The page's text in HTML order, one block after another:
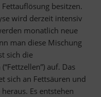
besitzen.
wird derzeit intensiv
monatlich neue
man diese Mischung
sich die
auf. Das
sich an Fettsäuren und
Es entstehen